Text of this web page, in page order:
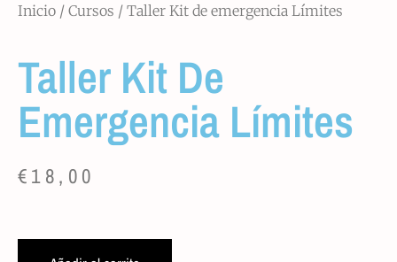
Inicio / Cursos / Taller Kit de emergencia Límites
Taller Kit De
Emergencia Límites
€18,00